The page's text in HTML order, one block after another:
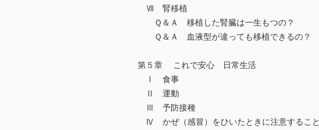
Ⅶ 腎移植
Ｑ＆Ａ 移植した腎臓は一生もつの？
Ｑ＆Ａ 血液型が違っても移植できるの？
第５章 これで安心 日常生活
Ⅰ 食事
Ⅱ 運動
Ⅲ 予防接種
Ⅳ かぜ（感冒）をひいたときに注意すること